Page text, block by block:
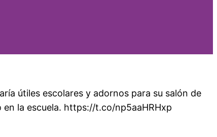
útiles escolares y adornos para su salón de
la escuela. https://t.co/np5aaHRHxp